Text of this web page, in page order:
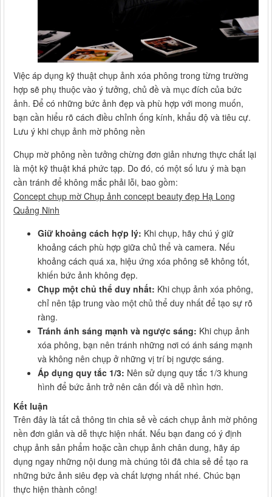
Việc áp dụng kỹ thuật chụp ảnh xóa phông trong từng trường
hợp sẽ phụ thuộc vào ý tưởng, chủ đề và mục đích của bức
ảnh. Để có những bức ảnh đẹp và phù hợp với mong muốn,
bạn cần hiểu rõ cách điều chỉnh ống kính, khẩu độ và tiêu cự.
Lưu ý khi chụp ảnh mờ phông nền
Chụp mờ phông nền tưởng chừng đơn giản nhưng thực chất lại
là một kỹ thuật khá phức tạp. Do đó, có một số lưu ý mà bạn
cần tránh để không mắc phải lỗi, bao gồm:
Concept chụp mờ Chụp ảnh concept beauty đẹp Hạ Long
Quảng Ninh
Giữ khoảng cách hợp lý: Khi chụp, hãy chú ý giữ
khoảng cách phù hợp giữa chủ thể và camera. Nếu
khoảng cách quá xa, hiệu ứng xóa phông sẽ không tốt,
khiến bức ảnh không đẹp.
Chụp một chủ thể duy nhất: Khi chụp ảnh xóa phông,
chỉ nên tập trung vào một chủ thể duy nhất để tạo sự rõ
ràng.
Tránh ánh sáng mạnh và ngược sáng: Khi chụp ảnh
xóa phông, bạn nên tránh những nơi có ánh sáng mạnh
và không nên chụp ở những vị trí bị ngược sáng.
Áp dụng quy tắc 1/3: Nên sử dụng quy tắc 1/3 khung
hình để bức ảnh trở nên cân đối và dễ nhìn hơn.
Kết luận
Trên đây là tất cả thông tin chia sẻ về cách chụp ảnh mờ phông
nền đơn giản và dễ thực hiện nhất. Nếu bạn đang có ý định
chụp ảnh sản phẩm hoặc cần chụp ảnh chân dung, hãy áp
dụng ngay những nội dung mà chúng tôi đã chia sẻ để tạo ra
những bức ảnh siêu đẹp và chất lượng nhất nhé. Chúc bạn
thực hiện thành công!